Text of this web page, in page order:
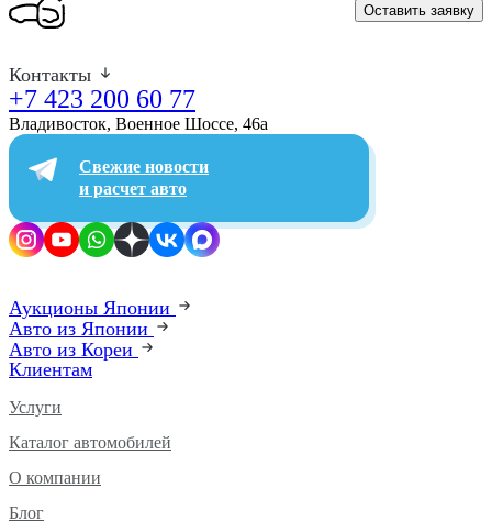
Оставить заявку
Контакты
+7 423 200 60 77
Владивосток, Военное Шоссе, 46а​
Свежие новости
и расчет авто
Аукционы Японии
Авто из Японии
Авто из Кореи
Клиентам
Услуги
Каталог автомобилей
О компании
Блог